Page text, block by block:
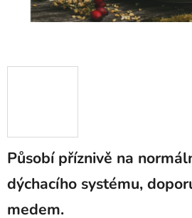
Působí příznivě na
dýchacího systému,
medem.